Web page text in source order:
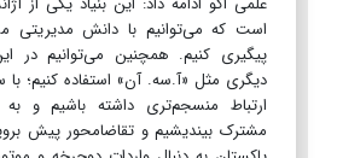
است که می‌توانیم با دانش مدیریتی
پیگیری کنیم. همچنین می‌توانیم در
دیگری مثل «آ.سه. آن» استفاده کنیم؛ با
ارتباط منسجم‌تری داشته باشیم و به
مشترک بیندیشیم و تقاضامحور پیش